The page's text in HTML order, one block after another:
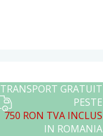
TRANSPORT GRATUIT
PESTE
750 RON TVA INCLUS
IN ROMANIA